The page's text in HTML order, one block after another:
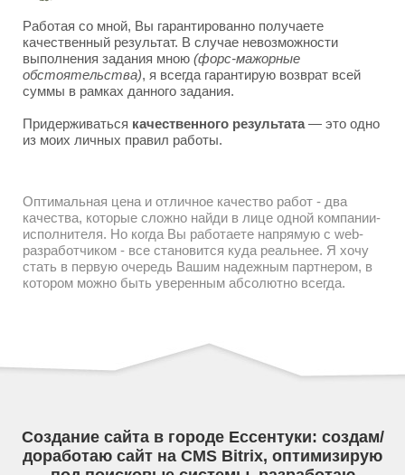
Работая со мной, Вы гарантированно получаете
качественный результат. В случае невозможности
выполнения задания мною (форс-мажорные
обстоятельства), я всегда гарантирую возврат всей
суммы в рамках данного задания.
Придерживаться качественного результата— это одно
из моих личных правил работы.
Оптимальная цена и отличное качество работ - два
качества, которые сложно найди в лице одной компании-
исполнителя. Но когда Вы работаете напрямую с web-
разработчиком - все становится куда реальнее. Я хочу
стать в первую очередь Вашим надежным партнером, в
котором можно быть уверенным абсолютно всегда.
Создание сайта в городе Ессентуки: создам/
доработаю сайт на CMS Bitrix, оптимизирую